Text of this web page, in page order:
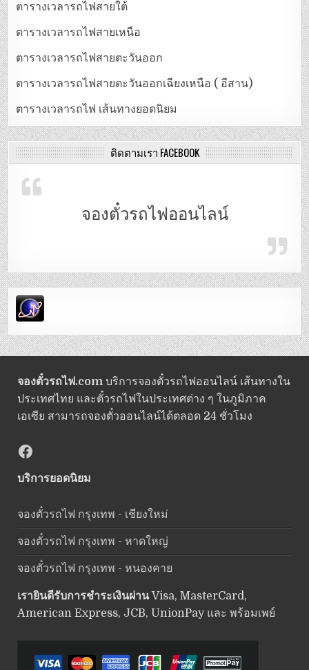
ตารางเวลารถไฟสายใต้
ตารางเวลารถไฟสายเหนือ
ตารางเวลารถไฟสายตะวันออก
ตารางเวลารถไฟสายตะวันออกเฉียงเหนือ ( อีสาน)
ตารางเวลารถไฟ เส้นทางยอดนิยม
ติดตามเรา FACEBOOK
จองตั๋วรถไฟออนไลน์
จองตั๋วรถไฟ.comบริการจองตั๋วรถไฟออนไลน์ เส้นทางใน
ประเทศไทย และตั๋วรถไฟในประเทศต่าง ๆ ในภูมิภาค
เอเซีย สามารถจองตั๋วออนไลน์ได้ตลอด 24 ชั่วโมง
Facebook
บริการยอดนิยม
จองตั๋วรถไฟ กรุงเทพ - เชียงใหม่
จองตั๋วรถไฟ กรุงเทพ - หาดใหญ่
จองตั๋วรถไฟ กรุงเทพ - หนองคาย
เรายินดีรับการชำระเงินผ่านVisa, MasterCard,
American Express, JCB, UnionPay และ พร้อมเพย์